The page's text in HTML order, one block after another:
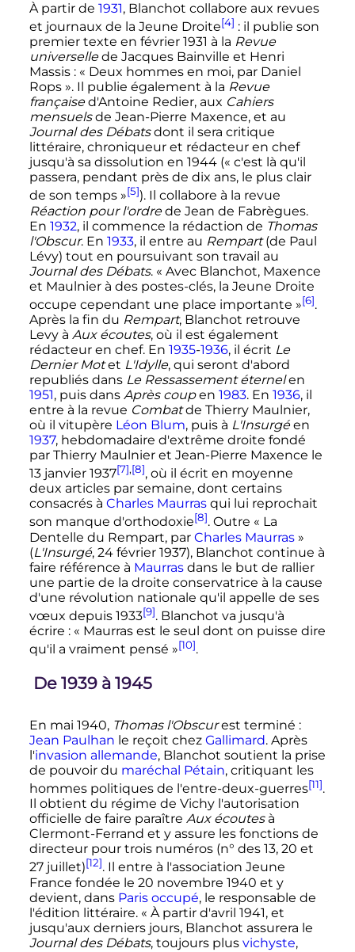
À partir de 1931, Blanchot collabore aux revues
et journaux de la Jeune Droite[4] : il publie son
premier texte en février 1931 à la Revue
universellede Jacques Bainville et Henri
Massis : « Deux hommes en moi, par Daniel
Rops ». Il publie également à la Revue
françaised'Antoine Redier, aux Cahiers
mensuelsde Jean-Pierre Maxence, et au
Journal des Débatsdont il sera critique
littéraire, chroniqueur et rédacteur en chef
jusqu'à sa dissolution en 1944 (« c'est là qu'il
passera, pendant près de dix ans, le plus clair
de son temps »[5]). Il collabore à la revue
Réaction pour l'ordrede Jean de Fabrègues.
En 1932, il commence la rédaction de Thomas
l'Obscur. En 1933, il entre au Rempart(de Paul
Lévy) tout en poursuivant son travail au
Journal des Débats. « Avec Blanchot, Maxence
et Maulnier à des postes-clés, la Jeune Droite
occupe cependant une place importante »[6].
Après la fin du Rempart, Blanchot retrouve
Levy à Aux écoutes, où il est également
rédacteur en chef. En 1935-1936, il écrit Le
Dernier Motet L'Idylle, qui seront d'abord
republiés dans Le Ressassement éternelen
1951, puis dans Après coupen 1983. En 1936, il
entre à la revue Combatde Thierry Maulnier,
où il vitupère Léon Blum, puis à L'Insurgéen
1937, hebdomadaire d'extrême droite fondé
par Thierry Maulnier et Jean-Pierre Maxence le
13 janvier 1937[7],[8], où il écrit en moyenne
deux articles par semaine, dont certains
consacrés à Charles Maurrasqui lui reprochait
son manque d'orthodoxie[8]. Outre « La
Dentelle du Rempart, par Charles Maurras »
(L'Insurgé, 24 février 1937), Blanchot continue à
faire référence à Maurrasdans le but de rallier
une partie de la droite conservatrice à la cause
d'une révolution nationale qu'il appelle de ses
vœux depuis 1933[9]. Blanchot va jusqu'à
écrire : « Maurras est le seul dont on puisse dire
qu'il a vraiment pensé »[10].
De 1939 à 1945
En mai 1940, Thomas l'Obscurest terminé :
Jean Paulhan le reçoit chez Gallimard. Après
l'invasion allemande, Blanchot soutient la prise
de pouvoir du maréchal Pétain, critiquant les
hommes politiques de l'entre-deux-guerres[11].
Il obtient du régime de Vichy l'autorisation
officielle de faire paraître Aux écoutesà
Clermont-Ferrand et y assure les fonctions de
directeur pour trois numéros (n° des 13, 20 et
27 juillet)[12]. Il entre à l'association Jeune
France fondée le 20 novembre 1940 et y
devient, dans Paris occupé, le responsable de
l'édition littéraire. « À partir d'avril 1941, et
jusqu'aux derniers jours, Blanchot assurera le
Journal des Débats, toujours plus vichyste,